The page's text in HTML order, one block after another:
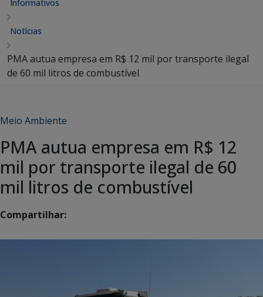
Informativos
Notícias
PMA autua empresa em R$ 12 mil por transporte ilegal
de 60 mil litros de combustível
Meio Ambiente
PMA autua empresa em R$ 12
mil por transporte ilegal de 60
mil litros de combustível
Compartilhar: